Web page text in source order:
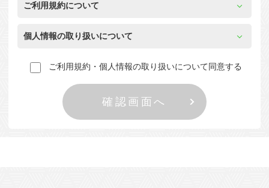
ご利用規約について
個人情報の取り扱いについて
ご利用規約・個人情報の取り扱いについて同意する